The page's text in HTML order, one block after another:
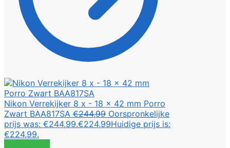
Nikon Verrekijker 8 x - 18 x 42 mm Porro
Zwart BAA817SA €244,99 Oorspronkelijke
prijs was: €244,99.€224,99Huidige prijs is:
€224,99.